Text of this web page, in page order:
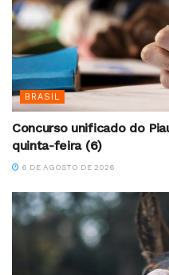
BRASIL
Concurso unificado do
quinta-feira (6)
6 DE AGOSTO DE 2026